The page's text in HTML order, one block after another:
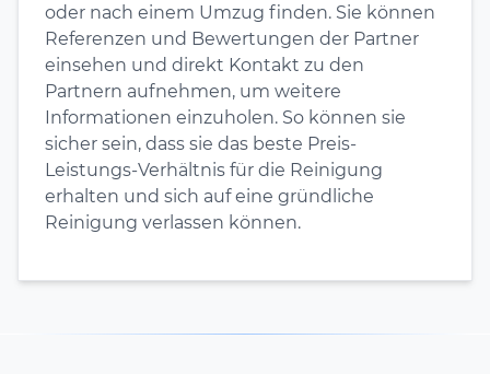
oder nach einem Umzug finden. Sie können
Referenzen und Bewertungen der Partner
einsehen und direkt Kontakt zu den
Partnern aufnehmen, um weitere
Informationen einzuholen. So können sie
sicher sein, dass sie das beste Preis-
Leistungs-Verhältnis für die Reinigung
erhalten und sich auf eine gründliche
Reinigung verlassen können.